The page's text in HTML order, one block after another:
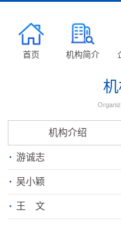
首页 机构简介
机构介绍
游诚志
吴小颖
王 文